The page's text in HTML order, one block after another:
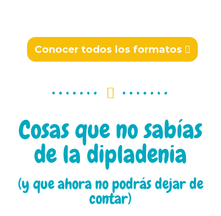
Conocer todos los formatos
Cosas que no sabías
de la dipladenia
(y que ahora no podrás dejar de
contar)